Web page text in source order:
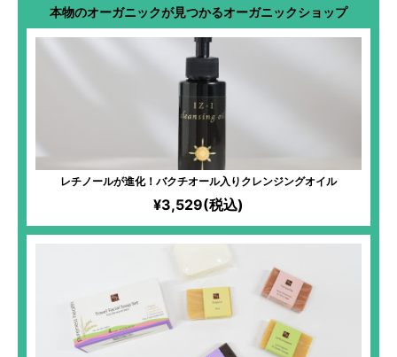
本物のオーガニックが見つかるオーガニックショップ
レチノールが進化！バクチオール入りクレンジングオイル
¥3,529(税込)